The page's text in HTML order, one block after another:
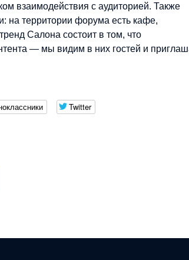
взаимодействия с аудиторией. Также
на территории форума есть кафе,
Салона состоит в том, что
— мы видим в них гостей и
Twitter